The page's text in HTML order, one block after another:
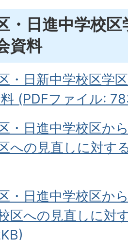
・日進中学校
資料
・日新中学校区学
(PDFファイル:
・日進中学校区か
への見直しに対す
・日進中学校区か
区への見直しに対